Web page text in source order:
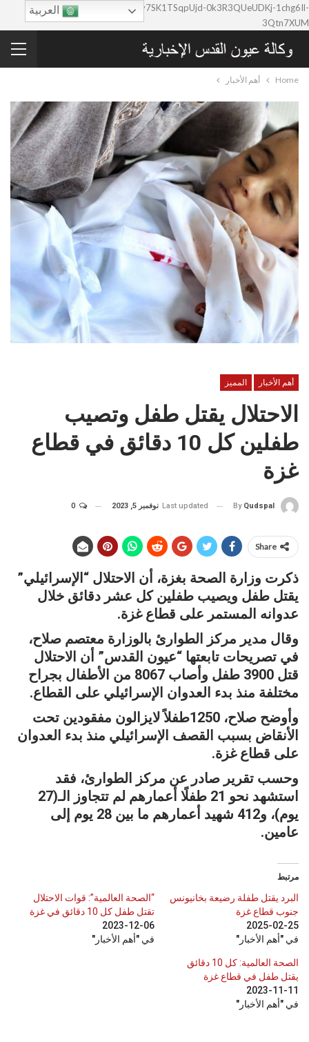
google-site-verification=0y7SK1TSqpUjd-0k3R3QUeUDKj-1chg6Il-
3Qtn7XUM
Home أهم الأخبار
أهم الأخبار المميز
الاحتلال يقتل طفل وتصيب
طفلين كل 10 دقائق في قطاع
غزة
By Qudspal
Last updated نوفمبر 5, 2023
Share
ذكرت وزارة الصحة بغزة، أن الاحتلال “الإسرائيلي”
يقتل طفل ويصيب طفلين كل عشر دقائق خلال
عدوانه المستمر على قطاع غزة.
وقال مدير مركز الطوارئ بالوزارة معتصم صلاح،
في تصريحات تابعتها “عيون القدس” أن الاحتلال
قتل 3900 طفل وأصاب 8067 من الأطفال بجراح
مختلفة منذ بدء العدوان الإسرائيلي على القطاع.
وأوضح صلاح، 1250طفلاً لايزالون مفقودين تحت
الأنقاض بسبب القصف الإسرائيلي منذ بدء العدوان
على قطاع غزة.
وحسب تقرير صادر عن مركز الطوارئ، فقد
استشهد نحو 21 طفلًا أعمارهم لم تتجاوز الـ(27
يوم)، و412 شهيد أعمارهم ما بين 28 يوم إلى
عامين.
مرتبط
البرد يقتل طفلة رضيعة بخانيونس
جنوب قطاع غزة
2025-02-25
في "أهم الأخبار"
“الصحة العالمية”: قوات الاحتلال
تقتل طفل كل 10 دقائق في غزة
2023-12-06
في "أهم الأخبار"
الصحة العالمية: كل 10 دقائق
يقتل طفل في قطاع غزة
2023-11-11
في "أهم الأخبار"
العربية